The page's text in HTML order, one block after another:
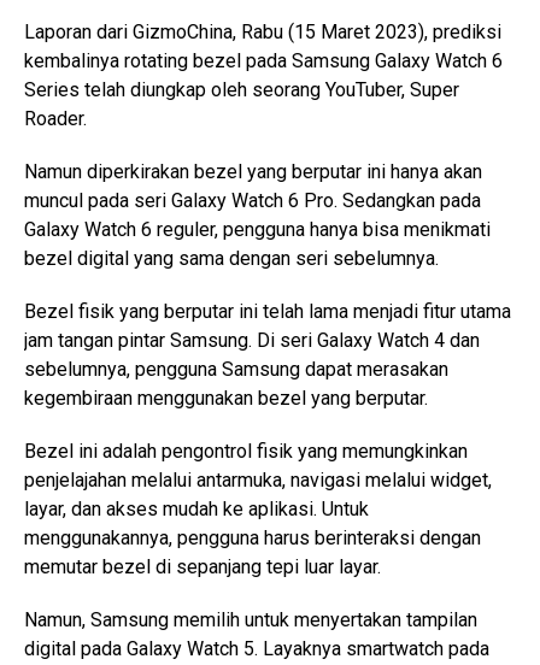
Laporan dari GizmoChina, Rabu (15 Maret 2023), prediksi
kembalinya rotating bezel pada Samsung Galaxy Watch 6
Series telah diungkap oleh seorang YouTuber, Super
Roader.
Namun diperkirakan bezel yang berputar ini hanya akan
muncul pada seri Galaxy Watch 6 Pro. Sedangkan pada
Galaxy Watch 6 reguler, pengguna hanya bisa menikmati
bezel digital yang sama dengan seri sebelumnya.
Bezel fisik yang berputar ini telah lama menjadi fitur utama
jam tangan pintar Samsung. Di seri Galaxy Watch 4 dan
sebelumnya, pengguna Samsung dapat merasakan
kegembiraan menggunakan bezel yang berputar.
Bezel ini adalah pengontrol fisik yang memungkinkan
penjelajahan melalui antarmuka, navigasi melalui widget,
layar, dan akses mudah ke aplikasi. Untuk
menggunakannya, pengguna harus berinteraksi dengan
memutar bezel di sepanjang tepi luar layar.
Namun, Samsung memilih untuk menyertakan tampilan
digital pada Galaxy Watch 5. Layaknya smartwatch pada